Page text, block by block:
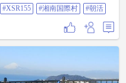
りそうとのことでGWラストチャン
#XSR155 #湘南国際村 #朝活